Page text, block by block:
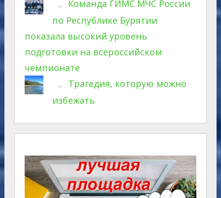
Команда ГИМС МЧС России
по Республике Бурятии
показала высокий уровень
подготовки на всероссийском
чемпионате
Трагедия, которую можно
избежать